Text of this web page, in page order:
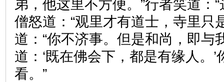
弟，他这里不方便。”行者笑道：
僧怒道：“观里才有道士，寺里只
道：“你不济事。但是和尚，即与
道：‘既在佛会下，都是有缘人。
看。”